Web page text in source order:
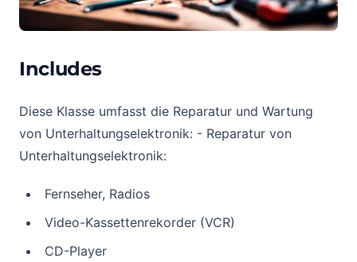
Includes
Diese Klasse umfasst die Reparatur und Wartung
von Unterhaltungselektronik: - Reparatur von
Unterhaltungselektronik:
Fernseher, Radios
Video-Kassettenrekorder (VCR)
CD-Player